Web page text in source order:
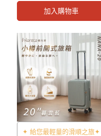
加入購物車
✦ 給您最輕量的滑順之旅✦